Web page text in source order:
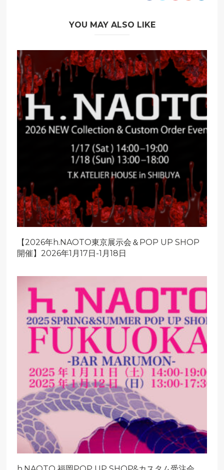
YOU MAY ALSO LIKE
【2026年h.NAOTO東京展示会＆POP UP SHOP
開催】2026年1月17日-1月18日